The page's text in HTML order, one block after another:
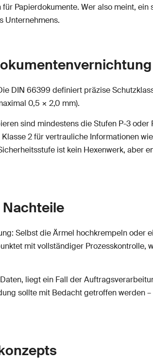
Papierdokumente. Wer also meint, ein
Unternehmens.
DIN 66399 definiert präzise
0,5 × 2,0 mm).
sind mindestens die Stufen P-3
2 für vertrauliche Informationen
ist kein Hexenwerk, aber
Selbst die Ärmel hochkrempeln oder
mit vollständiger Prozesskontrolle,
liegt ein Fall der
sollte mit Bedacht getroffen werden